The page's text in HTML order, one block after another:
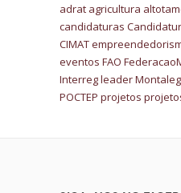
adrat agricultura
candidaturas
CIMAT
eventos FAO
Interregleader
POCTEP projetos